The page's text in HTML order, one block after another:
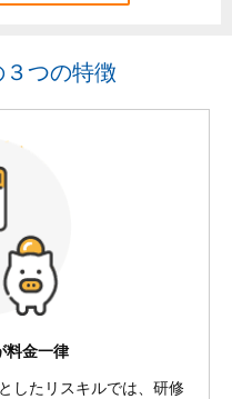
つの特徴
料金一律
したリスキルでは、研修